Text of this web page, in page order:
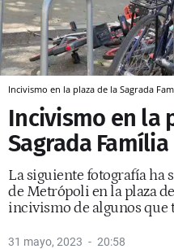
Incivismo en la plaza de la Sagrada
Incivismo en la
Sagrada Família
La siguiente fotografía ha
de Metrópoli en la plaza
incivismo de algunos que
31 mayo, 2023 20:58